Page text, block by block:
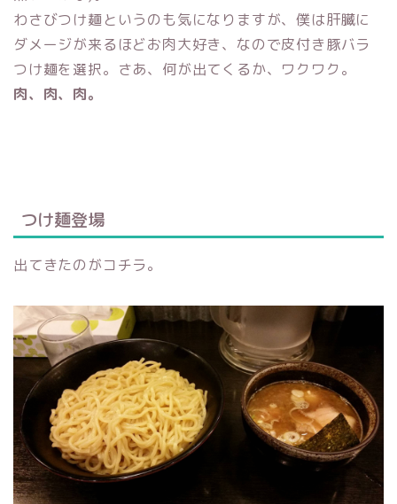
わさびつけ麺というのも気になりますが、僕は肝臓に
ダメージが来るほどお肉大好き、なので皮付き豚バラ
つけ麺を選択。さあ、何が出てくるか、ワクワク。
肉、肉、肉。
つけ麺登場
出てきたのがコチラ。